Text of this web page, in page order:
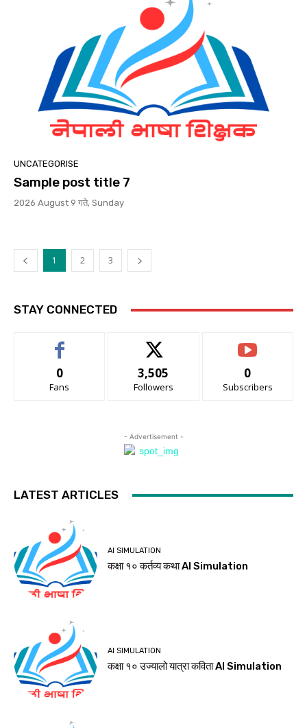
UNCATEGORISE
Sample post title 7
2026 August 9 गते, Sunday
1 2 3
STAY CONNECTED
0
Fans
3,505
Followers
0
Subscribers
- Advertisement -
LATEST ARTICLES
AI SIMULATION
कक्षा १० कर्तव्य कथा AI Simulation
AI SIMULATION
कक्षा १० उज्यालो यात्रा कविता AI Simulation